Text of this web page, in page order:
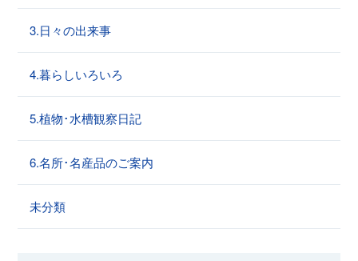
3.日々の出来事
4.暮らしいろいろ
5.植物･水槽観察日記
6.名所･名産品のご案内
未分類